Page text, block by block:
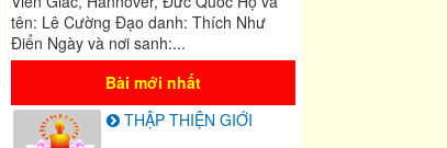
tên: Lê Cường Đạo danh: Thích Như
Điển Ngày và nơi sanh:...
Bài mới nhất
THẬP THIỆN GIỚI